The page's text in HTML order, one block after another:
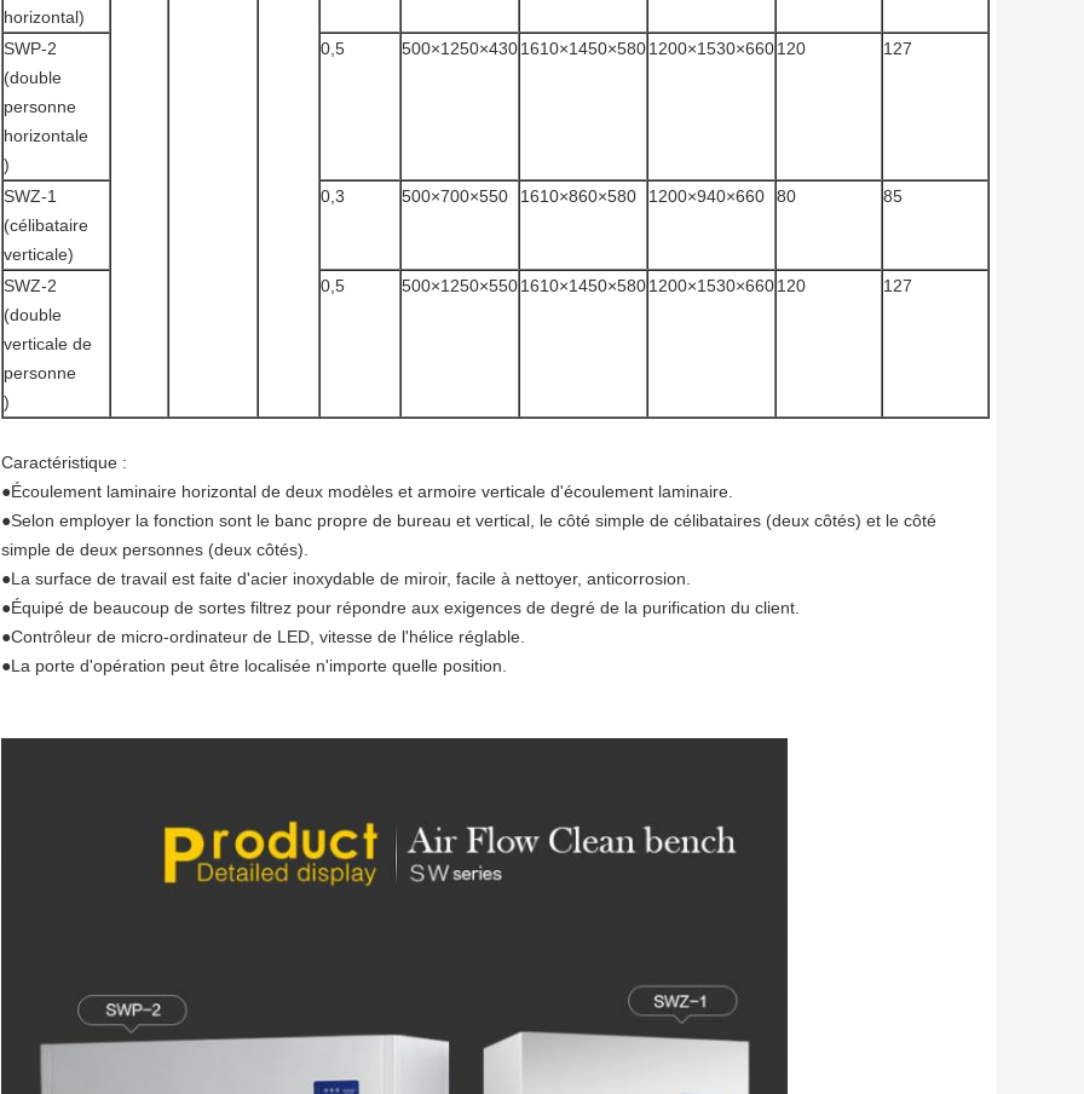
horizontal)
SWP-2
(double
personne
horizontale
)
0,5 500×1250×4301610×1450×5801200×1530×660120 127
SWZ-1
(célibataire
verticale)
0,3 500×700×550 1610×860×580 1200×940×660 80 85
SWZ-2
(double
verticale de
personne
)
0,5 500×1250×5501610×1450×5801200×1530×660120 127
Caractéristique :
●Écoulement laminaire horizontal de deux modèles et armoire verticale d'écoulement laminaire.
●Selon employer la fonction sont le banc propre de bureau et vertical, le côté simple de célibataires (deux côtés) et le côté
simple de deux personnes (deux côtés).
●La surface de travail est faite d'acier inoxydable de miroir, facile à nettoyer, anticorrosion.
●Équipé de beaucoup de sortes filtrez pour répondre aux exigences de degré de la purification du client.
●Contrôleur de micro-ordinateur de LED, vitesse de l'hélice réglable.
●La porte d'opération peut être localisée n'importe quelle position.